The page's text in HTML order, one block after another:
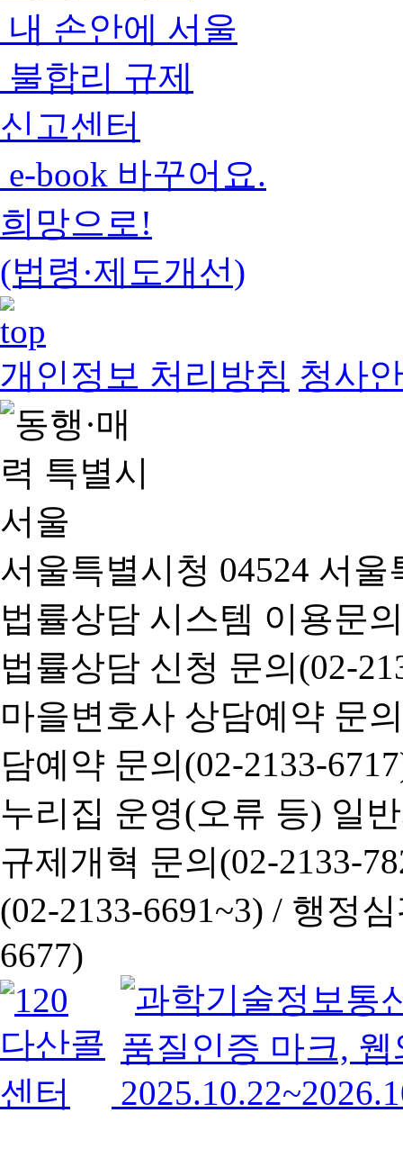
내 손안에 서울
불합리 규제
신고센터
e-book 바꾸어요.
희망으로!
(법령·제도개선)
개인정보 처리방침 청사
서울특별시청 04524 서
법률상담 시스템 이용문
법률상담 신청 문의(02-
마을변호사 상담예약 문
담예약 문의(02-2133-
누리집 운영(오류 등) 일
규제개혁 문의(02-2133-
(02-2133-6691~3) / 행정심
6677)